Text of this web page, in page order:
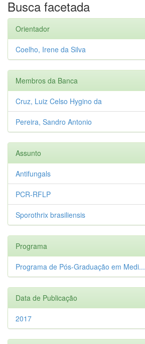
Busca facetada
Orientador
Coelho, Irene da Silva
Membros da Banca
Cruz, Luiz Celso Hygino da
Pereira, Sandro Antonio
Assunto
Antifungals
PCR-RFLP
Sporothrix brasiliensis
Programa
Programa de Pós-Graduação em Medi...
Data de Publicação
2017